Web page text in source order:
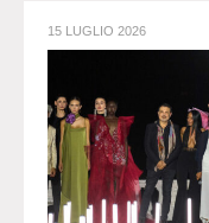
15 LUGLIO 2026